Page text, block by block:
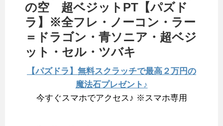
の空 超ベジットPT【パズド
ラ】※全フレ・ノーコン・ラー
＝ドラゴン・青ソニア・超ベジ
ット・セル・ツバキ
【パズドラ】無料スクラッチで最高２万円の
魔法石プレゼント♪
今すぐスマホでアクセス♪ ※スマホ専用